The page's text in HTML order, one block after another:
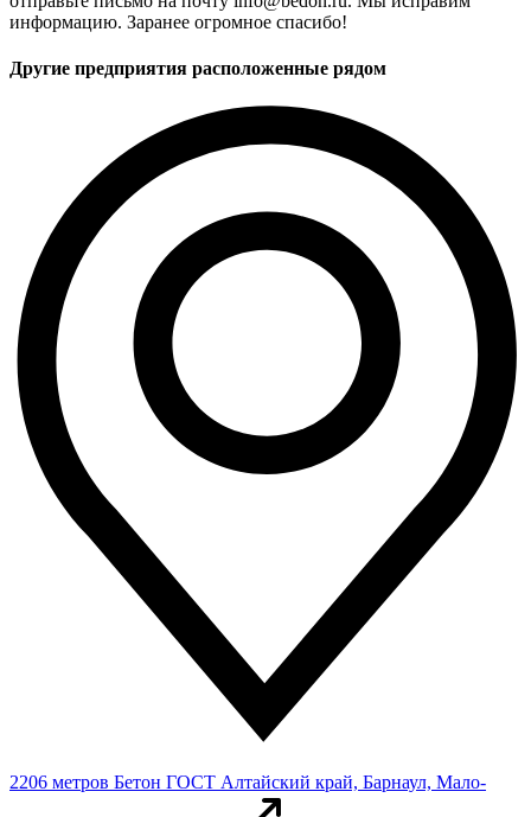
информацию. Заранее огромное спасибо!
Другие предприятия расположенные рядом
2206 метров Бетон ГОСТ Алтайский край, Барнаул, Мало-